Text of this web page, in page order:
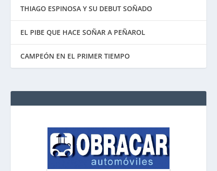
THIAGO ESPINOSA Y SU DEBUT SOÑADO
EL PIBE QUE HACE SOÑAR A PEÑAROL
CAMPEÓN EN EL PRIMER TIEMPO